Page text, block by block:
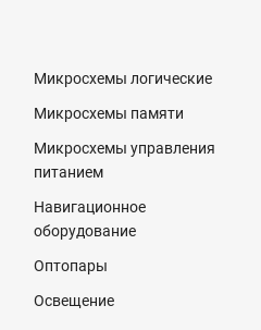
Микросхемы логические
Микросхемы памяти
Микросхемы управления
питанием
Навигационное
оборудование
Оптопары
Освещение